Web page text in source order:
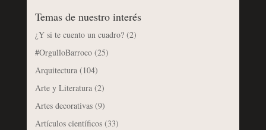
Temas de nuestro interés
¿Y si te cuento un cuadro?(2)
#OrgulloBarroco(25)
Arquitectura(104)
Arte y Literatura(2)
Artes decorativas(9)
Artículos científicos(33)